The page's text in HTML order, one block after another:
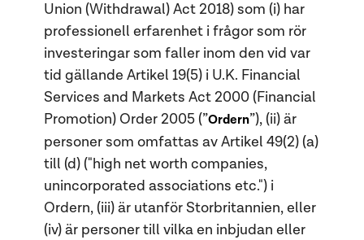
Union (Withdrawal) Act 2018) som (i) har
professionell erfarenhet i frågor som rör
investeringar som faller inom den vid var
tid gällande Artikel 19(5) i U.K. Financial
Services and Markets Act 2000 (Financial
Promotion) Order 2005 (”Ordern”), (ii) är
personer som omfattas av Artikel 49(2) (a)
till (d) ("high net worth companies,
unincorporated associations etc.") i
Ordern, (iii) är utanför Storbritannien, eller
(iv) är personer till vilka en inbjudan eller